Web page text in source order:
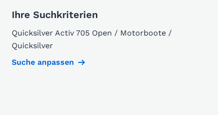
Ihre Suchkriterien
Quicksilver Activ 705 Open / Motorboote /
Quicksilver
Suche anpassen